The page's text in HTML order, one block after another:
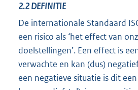
2.2DEFINITIE
De internationale Standaard
een risico als ‘het effect van
doelstellingen’. Een effect is
verwachte en kan (dus)
een negatieve situatie is dit